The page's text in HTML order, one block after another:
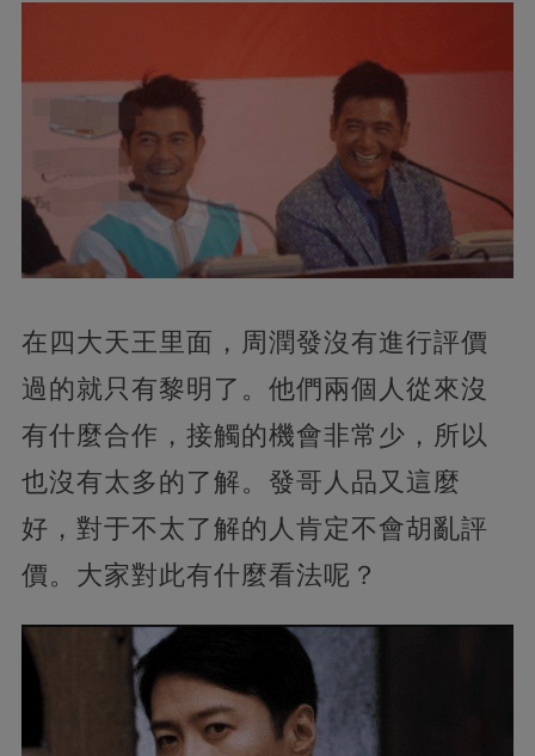
在四大天王里面，周潤發沒有進行評價
過的就只有黎明了。他們兩個人從來沒
有什麼合作，接觸的機會非常少，所以
也沒有太多的了解。發哥人品又這麼
好，對于不太了解的人肯定不會胡亂評
價。大家對此有什麼看法呢？